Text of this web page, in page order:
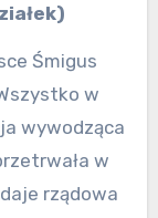
Śmigus
w
wywodząca
w
rządowa